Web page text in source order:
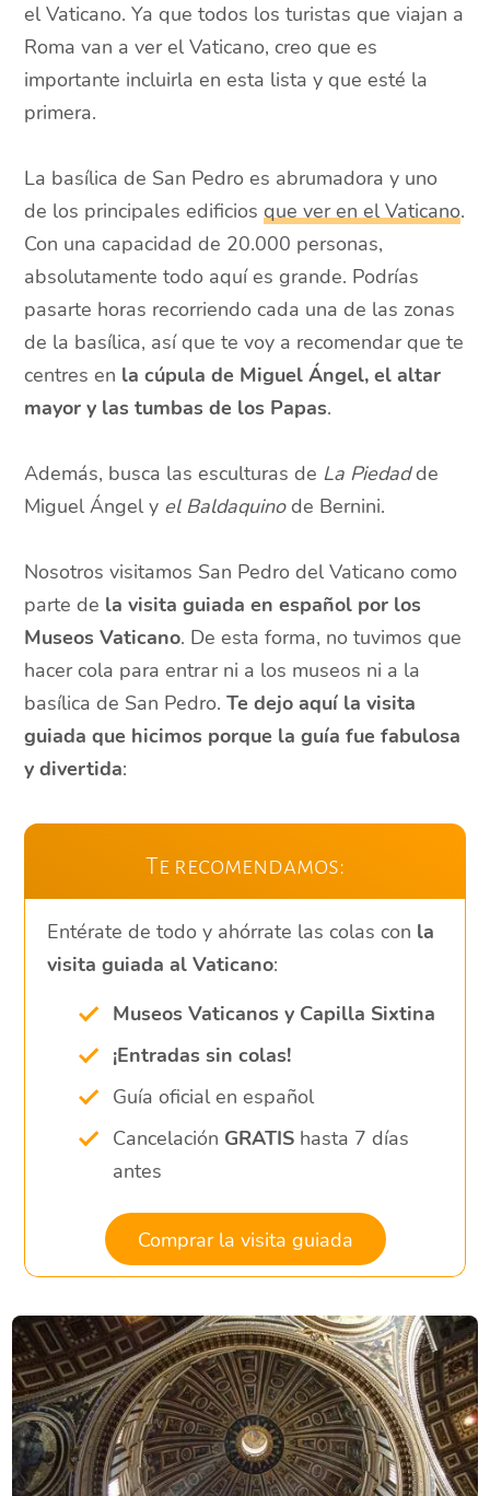
el Vaticano. Ya que todos los turistas que viajan a
Roma van a ver el Vaticano, creo que es
importante incluirla en esta lista y que esté la
primera.
La basílica de San Pedro es abrumadora y uno
de los principales edificiosque ver en el Vaticano.
Con una capacidad de 20.000 personas,
absolutamente todo aquí es grande. Podrías
pasarte horas recorriendo cada una de las zonas
de la basílica, así que te voy a recomendar que te
centres en la cúpula de Miguel Ángel, el altar
mayor y las tumbas de los Papas.
Además, busca las esculturas de La Piedadde
Miguel Ángel y el Baldaquinode Bernini.
Nosotros visitamos San Pedro del Vaticano como
parte de la visita guiada en español por los
Museos Vaticano. De esta forma, no tuvimos que
hacer cola para entrar ni a los museos ni a la
basílica de San Pedro.Te dejo aquí la visita
guiada que hicimos porque la guía fue fabulosa
y divertida:
Te recomendamos:
Entérate de todo y ahórrate las colas con la
visita guiada al Vaticano:
Museos Vaticanos y Capilla Sixtina
¡Entradas sin colas!
Guía oficial en español
Cancelación GRATIShasta 7 días
antes
Comprar la visita guiada